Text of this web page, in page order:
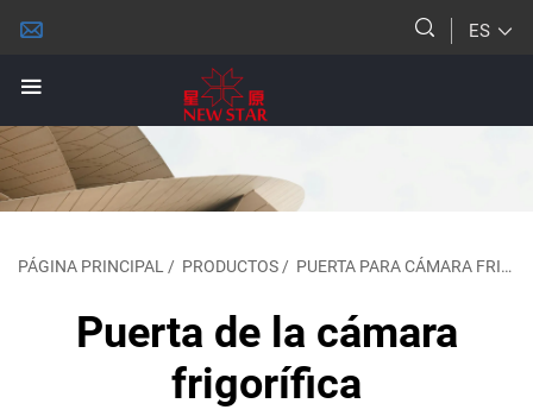
ES
PÁGINA PRINCIPAL/ PRODUCTOS/ PUERTA PARA CÁMARA FRIGORÍFICA
Puerta de la cámara
frigorífica